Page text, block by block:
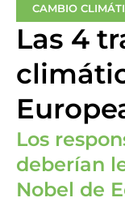
CAMBIO
Las 4
Los
deberían
Nobel de